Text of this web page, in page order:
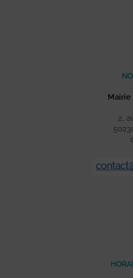
Mairie
2,